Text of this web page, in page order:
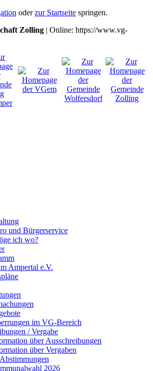
oderzur Startseite springen.
Zolling | Online: https://www.vg-
und Bürgerservice
ich wo?
Ampertal e.V.
im VG-Bereich
/ Vergabe
über Ausschreibungen
über Vergaben
2026